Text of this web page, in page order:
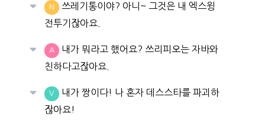
N
쓰레기통이야? 아니~ 그것은 내 엑스윙
전투기잖아요.
A
내가 뭐라고 했어요? 쓰리피오는 자바와
친하다고잖아요.
V
내가 짱이다! 나 혼자 데스스타를 파괴하
잖아요!